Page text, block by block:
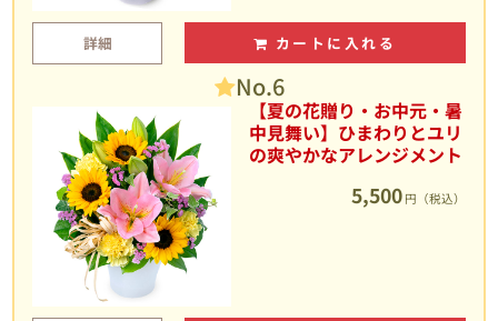
詳細 カートに入れる
No.6
【夏の花贈り・お中元・暑
中見舞い】ひまわりとユリ
の爽やかなアレンジメント
5,500 円（税込）